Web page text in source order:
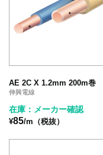
AE 2C X 1.2mm 200m巻
伸興電線
在庫：メーカー確認
¥85/m（税抜）